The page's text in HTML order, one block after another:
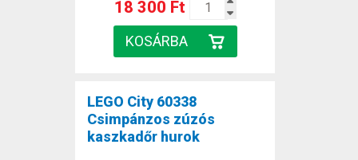
18 300 Ft
LEGO City 60338
Csimpánzos zúzós
kaszkadőr hurok